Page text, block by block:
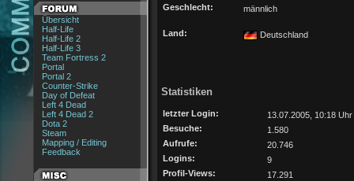
Übersicht
Half-Life
Half-Life 2
Half-Life 3
Team Fortress 2
Portal
Portal 2
Counter-Strike
Day of Defeat
Left 4 Dead
Left 4 Dead 2
Dota 2
Steam
Mapping / Editing
Feedback
Geschlecht:
männlich
Land: Deutschland
Statistiken
letzter Login:
13.07.2005, 10:18 Uhr
Besuche:
1.580
Aufrufe:
20.746
Logins:
9
Profil-Views:
17.291